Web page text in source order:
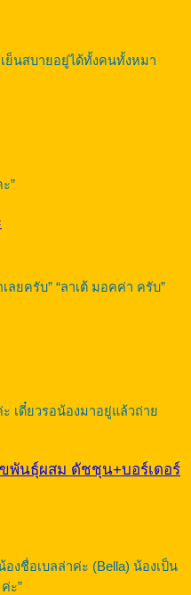
ย็นสบายอยู่ได้ทั้งคนทั้งหมา
”
ลยครับ” “ลาเต้ มอคค่า ครับ”
เดี๋ยวรอน้องมาอยู่แล้วถ่าย
พันธุ์ผสม ดัชชุน+บอร์เดอร์
งชื่อเบลล่าค่ะ (Bella) น้องเป็น
ะ”